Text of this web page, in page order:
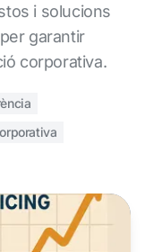
i solucions
garantir
corporativa.